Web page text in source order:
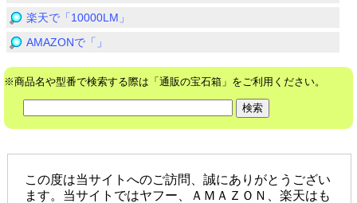
楽天で「10000LM」
AMAZONで「」
※商品名や型番で検索する際は「通販の宝石箱」をご利用ください。
この度は当サイトへのご訪問、誠にありがとうござい
ます。当サイトではヤフー、ＡＭＡＺＯＮ、楽天はも